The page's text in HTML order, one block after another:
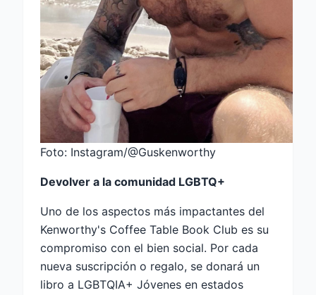
Foto: Instagram/@Guskenworthy
Devolver a la comunidad LGBTQ+
Uno de los aspectos más impactantes del
Kenworthy's Coffee Table Book Club es su
compromiso con el bien social. Por cada
nueva suscripción o regalo, se donará un
libro a LGBTQIA+ Jóvenes en estados